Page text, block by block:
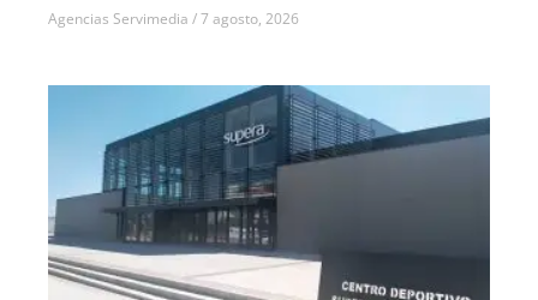
Agencias Servimedia 7 agosto, 2026